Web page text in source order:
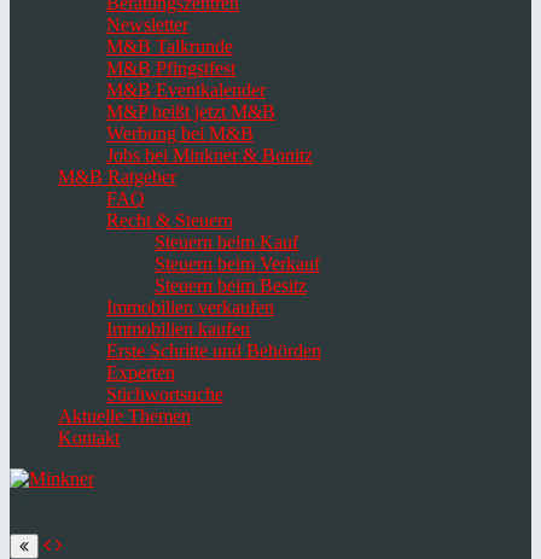
Newsletter
M&B Talkrunde
M&B Pfingstfest
M&B Eventkalender
M&P heißt jetzt M&B
Werbung bei M&B
Jobs bei Minkner & Bonitz
M&B Ratgeber
FAQ
Recht & Steuern
Steuern beim Kauf
Steuern beim Verkauf
Steuern beim Besitz
Immobilien verkaufen
Immobilien kaufen
Erste Schritte und Behörden
Experten
Stichwortsuche
Aktuelle Themen
Kontakt
language